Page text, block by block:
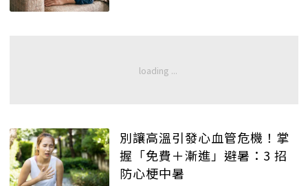
別讓高溫引發心血管危機！掌
握「免費＋漸進」避暑：3 招
防心梗中暑